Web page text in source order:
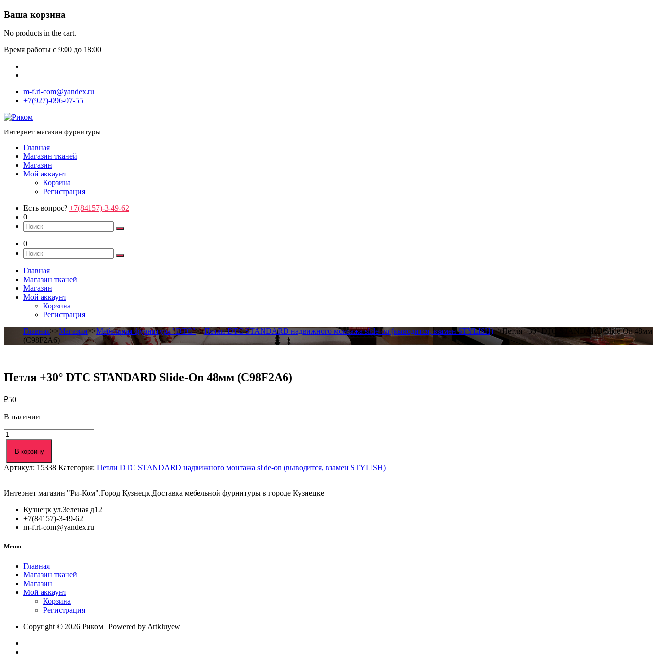
Ваша корзина
No products in the cart.
Время работы с 9:00 до 18:00
m-f.ri-com@yandex.ru
+7(927)-096-07-55
Интернет магазин фурнитуры
Главная
Магазин тканей
Магазин
Мой аккаунт
Корзина
Регистрация
Есть вопрос? +7(84157)-3-49-62
0
0
Главная
Магазин тканей
Магазин
Мой аккаунт
Корзина
Регистрация
Главная>>Магазин>>Мебельная фурнитура "DTC">>Петли DTC STANDARD надвижного монтажа slide-on (выводится, взамен STYLISH)>>Петля +30° DTC STANDARD Slide-On 48мм
(C98F2A6)
Петля +30° DTC STANDARD Slide-On 48мм (C98F2A6)
₽50
В наличии
Количество
товара
Петля
DTC
On
(C98F2A6)
В корзину
Артикул: 15338 Категория: Петли DTC STANDARD надвижного монтажа slide-on (выводится, взамен STYLISH)
Интернет магазин "Ри-Ком".Город Кузнецк.Доставка мебельной фурнитуры в городе Кузнецке
Кузнецк ул.Зеленая д12
+7(84157)-3-49-62
m-f.ri-com@yandex.ru
Меню
Главная
Магазин тканей
Магазин
Мой аккаунт
Корзина
Регистрация
Copyright © 2026 Риком | Powered by Artkluyew